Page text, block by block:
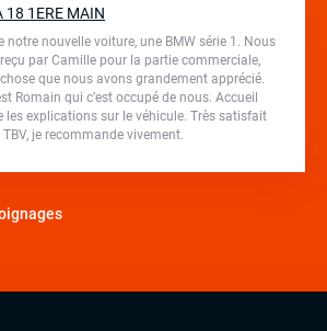
18 1ERE MAIN
notre nouvelle voiture, une BMW série 1. Nous
par Camille pour la partie commerciale,
que nous avons grandement apprécié.
Romain qui c’est occupé de nous. Accueil
les explications sur le véhicule. Très satisfait
je recommande vivement.